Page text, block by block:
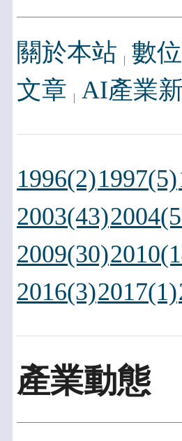
關於本站 數
文章 AI產業
1996(2)1997(5)
2003(43)
2009(30)
2016(3)2017(1)
產業動態